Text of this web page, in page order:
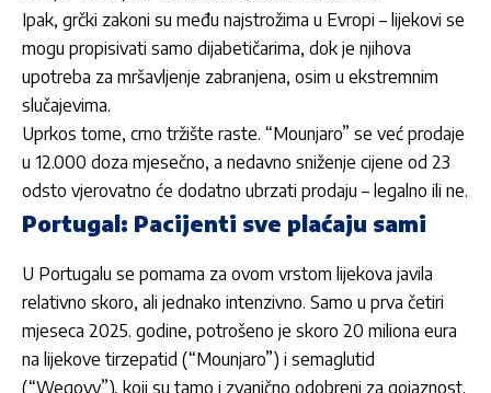
Ipak, grčki zakoni su među najstrožima u Evropi – lijekovi se
mogu propisivati samo dijabetičarima, dok je njihova
upotreba za mršavljenje zabranjena, osim u ekstremnim
slučajevima.
Uprkos tome, crno tržište raste. “Mounjaro” se već prodaje
u 12.000 doza mjesečno, a nedavno sniženje cijene od 23
odsto vjerovatno će dodatno ubrzati prodaju – legalno ili ne.
Portugal: Pacijenti sve plaćaju sami
U Portugalu se pomama za ovom vrstom lijekova javila
relativno skoro, ali jednako intenzivno. Samo u prva četiri
mjeseca 2025. godine, potrošeno je skoro 20 miliona eura
na lijekove tirzepatid (“Mounjaro”) i semaglutid
(“Wegovy”), koji su tamo i zvanično odobreni za gojaznost.